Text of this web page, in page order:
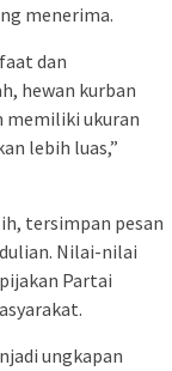
menerima.
dan
hewan kurban
memiliki ukuran
lebih luas,”
tersimpan pesan
Nilai-nilai
Partai
ungkapan